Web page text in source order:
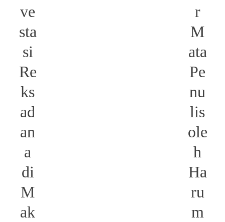
ve
sta
si
Re
ks
ad
an
a
di
M
ak
r
M
ata
Pe
nu
lis
ole
h
Ha
ru
m